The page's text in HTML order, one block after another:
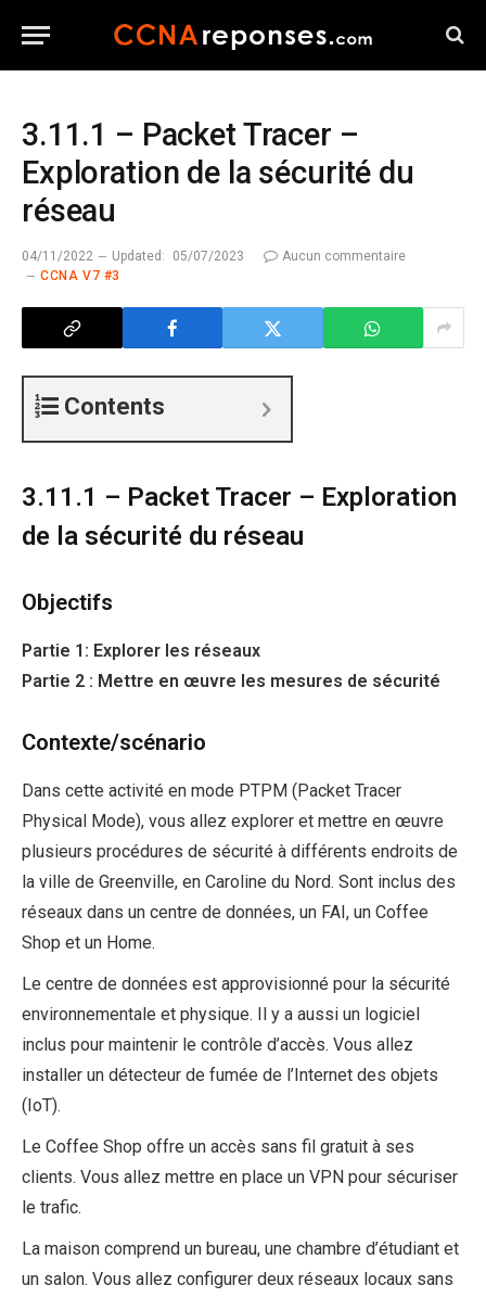
3.11.1 – Packet Tracer –
Exploration de la sécurité du
réseau
04/11/2022 Updated: 05/07/2023
Aucun commentaire
CCNA V7 #3
Contents
3.11.1 – Packet Tracer – Exploration
de la sécurité du réseau
Objectifs
Partie 1: Explorer les réseaux
Partie 2 : Mettre en œuvre les mesures de sécurité
Contexte/scénario
Dans cette activité en mode PTPM (Packet Tracer
Physical Mode), vous allez explorer et mettre en œuvre
plusieurs procédures de sécurité à différents endroits de
la ville de Greenville, en Caroline du Nord. Sont inclus des
réseaux dans un centre de données, un FAI, un Coffee
Shop et un Home.
Le centre de données est approvisionné pour la sécurité
environnementale et physique. Il y a aussi un logiciel
inclus pour maintenir le contrôle d’accès. Vous allez
installer un détecteur de fumée de l’Internet des objets
(IoT).
Le Coffee Shop offre un accès sans fil gratuit à ses
clients. Vous allez mettre en place un VPN pour sécuriser
le trafic.
La maison comprend un bureau, une chambre d’étudiant et
un salon. Vous allez configurer deux réseaux locaux sans